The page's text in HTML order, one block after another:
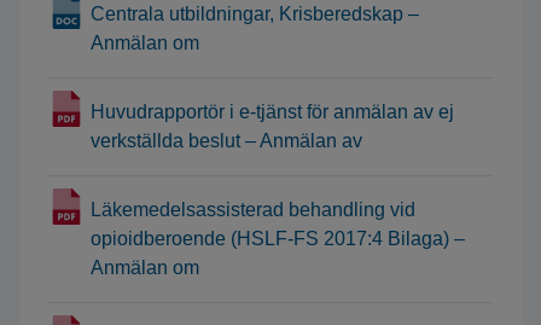
Centrala utbildningar, Krisberedskap –
Anmälan om
Huvudrapportör i e-tjänst för anmälan av ej
verkställda beslut – Anmälan av
Läkemedelsassisterad behandling vid
opioidberoende (HSLF-FS 2017:4 Bilaga) –
Anmälan om